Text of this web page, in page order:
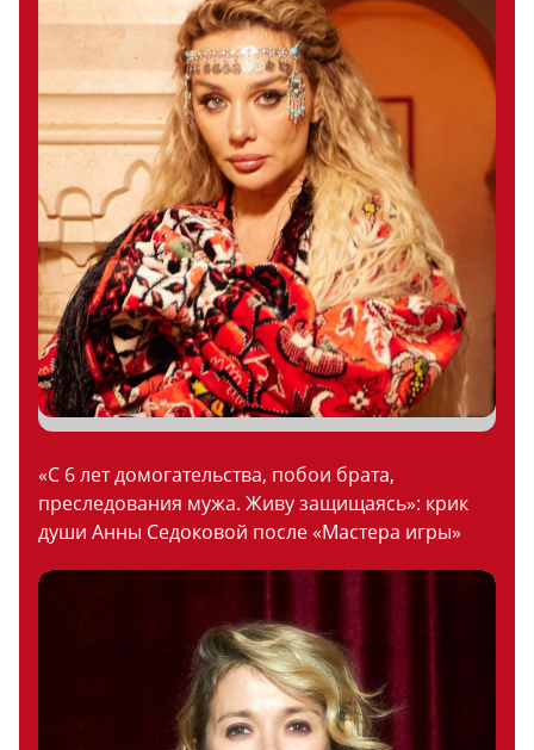
«С 6 лет домогательства, побои брата,
преследования мужа. Живу защищаясь»: крик
души Анны Седоковой после «Мастера игры»